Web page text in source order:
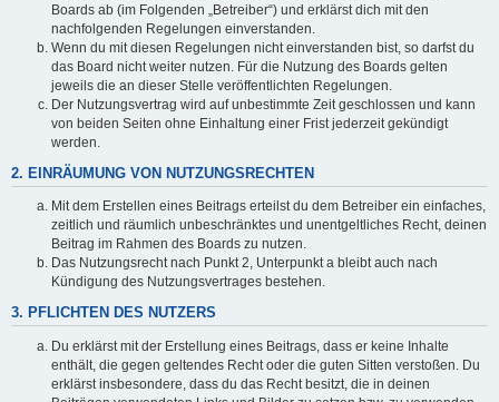
Boards ab (im Folgenden „Betreiber“) und erklärst dich mit den
nachfolgenden Regelungen einverstanden.
Wenn du mit diesen Regelungen nicht einverstanden bist, so darfst du
das Board nicht weiter nutzen. Für die Nutzung des Boards gelten
jeweils die an dieser Stelle veröffentlichten Regelungen.
Der Nutzungsvertrag wird auf unbestimmte Zeit geschlossen und kann
von beiden Seiten ohne Einhaltung einer Frist jederzeit gekündigt
werden.
2. EINRÄUMUNG VON NUTZUNGSRECHTEN
Mit dem Erstellen eines Beitrags erteilst du dem Betreiber ein einfaches,
zeitlich und räumlich unbeschränktes und unentgeltliches Recht, deinen
Beitrag im Rahmen des Boards zu nutzen.
Das Nutzungsrecht nach Punkt 2, Unterpunkt a bleibt auch nach
Kündigung des Nutzungsvertrages bestehen.
3. PFLICHTEN DES NUTZERS
Du erklärst mit der Erstellung eines Beitrags, dass er keine Inhalte
enthält, die gegen geltendes Recht oder die guten Sitten verstoßen. Du
erklärst insbesondere, dass du das Recht besitzt, die in deinen